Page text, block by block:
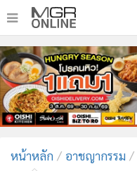
• หน้าหลัก
• ทันเหตุการณ์
• ภาคใต้
• ภูมิภาค
• บันเทิง
หน้าหลัก อาชญากรรม